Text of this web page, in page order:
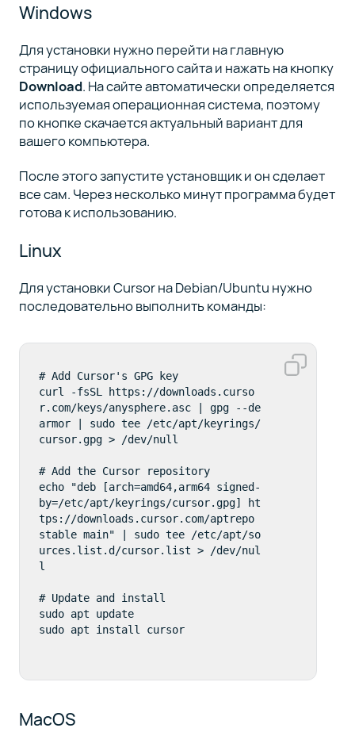
Windows
Для установки нужно перейти на главную
страницу официального сайта и нажать на кнопку
Download. На сайте автоматически определяется
используемая операционная система, поэтому
по кнопке скачается актуальный вариант для
вашего компьютера.
После этого запустите установщик и он сделает
все сам. Через несколько минут программа будет
готова к использованию.
Linux
Для установки Cursor на Debian/Ubuntu нужно
последовательно выполнить команды:
# Add Cursor's GPG key
curl -fsSL https://downloads.curso
r.com/keys/anysphere.asc | gpg --de
armor | sudo tee /etc/apt/keyrings/
cursor.gpg > /dev/null
# Add the Cursor repository
echo "deb [arch=amd64,arm64 signed-
by=/etc/apt/keyrings/cursor.gpg] ht
tps://downloads.cursor.com/aptrepo
stable main" | sudo tee /etc/apt/so
urces.list.d/cursor.list > /dev/nul
l
# Update and install
sudo apt update
sudo apt install cursor
MacOS